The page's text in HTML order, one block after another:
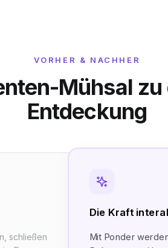
VORHER & NACHHER
Mühsal
Entdeckung
schließen
Die Kraft
Mit Ponder